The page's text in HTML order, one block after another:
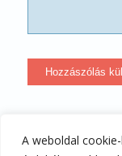
A weboldal